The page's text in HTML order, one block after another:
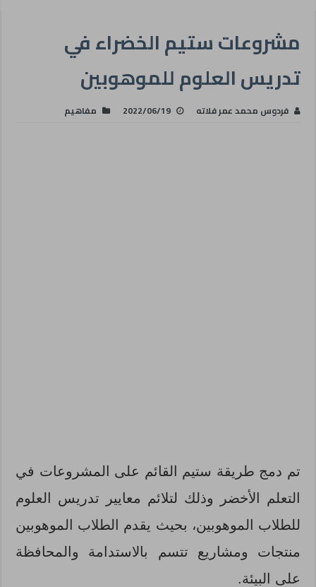
مشروعات ستيم الخضراء في
تدريس العلوم للموهوبين
فردوس محمد عمر فلاته 2022/06/19 مفاهيم
تم دمج طريقة ستيم القائم على المشروعات في
التعلم الأخضر وذلك لتلائم معايير تدريس العلوم
للطلاب الموهوبين، بحيث يقدم الطلاب الموهوبين
منتجات ومشاريع تتسم بالاستدامة والمحافظة
على البيئة.